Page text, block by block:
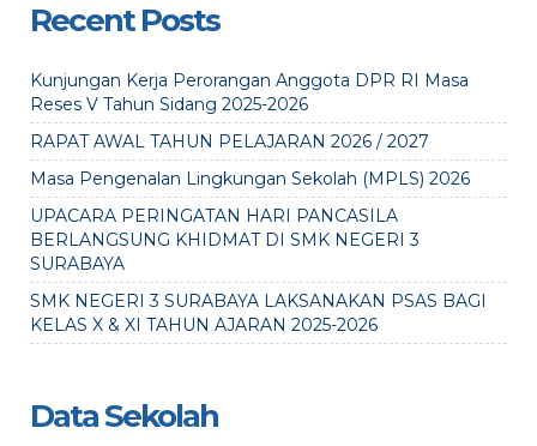
Recent Posts
Kunjungan Kerja Perorangan Anggota DPR RI Masa
Reses V Tahun Sidang 2025-2026
RAPAT AWAL TAHUN PELAJARAN 2026 / 2027
Masa Pengenalan Lingkungan Sekolah (MPLS) 2026
UPACARA PERINGATAN HARI PANCASILA
BERLANGSUNG KHIDMAT DI SMK NEGERI 3
SURABAYA
SMK NEGERI 3 SURABAYA LAKSANAKAN PSAS BAGI
KELAS X & XI TAHUN AJARAN 2025-2026
Data Sekolah